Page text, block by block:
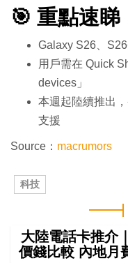
🎯 重點速睇
Galaxy S26、
用戶需在 Quick
devices」
本週起陸續推出
支援
Source： macrumors
科技
大陸電話卡推介
價錢比較 內地月